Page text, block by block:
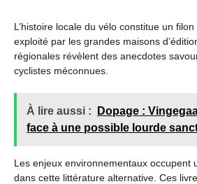
L’histoire locale du vélo constitue un
exploité par les grandes maisons
régionales révèlent des anecdotes
cyclistes méconnues.
À lire aussi :
Dopage :
face à une possible lourde
Les enjeux environnementaux occupent
dans cette littérature alternative. Ces